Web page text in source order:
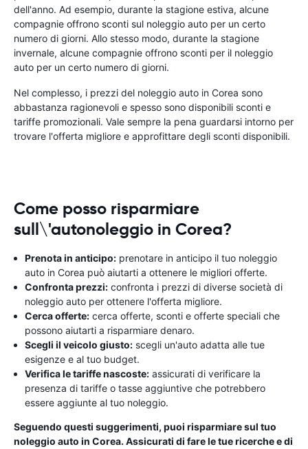
dell'anno. Ad esempio, durante la stagione estiva, alcune
compagnie offrono sconti sul noleggio auto per un certo
numero di giorni. Allo stesso modo, durante la stagione
invernale, alcune compagnie offrono sconti per il noleggio
auto per un certo numero di giorni.
Nel complesso, i prezzi del noleggio auto in Corea sono
abbastanza ragionevoli e spesso sono disponibili sconti e
tariffe promozionali. Vale sempre la pena guardarsi intorno per
trovare l'offerta migliore e approfittare degli sconti disponibili.
Come posso risparmiare
sull\'autonoleggio in Corea?
Prenota in anticipo: prenotare in anticipo il tuo noleggio
auto in Corea può aiutarti a ottenere le migliori offerte.
Confronta prezzi: confronta i prezzi di diverse società di
noleggio auto per ottenere l'offerta migliore.
Cerca offerte: cerca offerte, sconti e offerte speciali che
possono aiutarti a risparmiare denaro.
Scegli il veicolo giusto: scegli un'auto adatta alle tue
esigenze e al tuo budget.
Verifica le tariffe nascoste: assicurati di verificare la
presenza di tariffe o tasse aggiuntive che potrebbero
essere aggiunte al tuo noleggio.
Seguendo questi suggerimenti, puoi risparmiare sul tuo
noleggio auto in Corea. Assicurati di fare le tue ricerche e di